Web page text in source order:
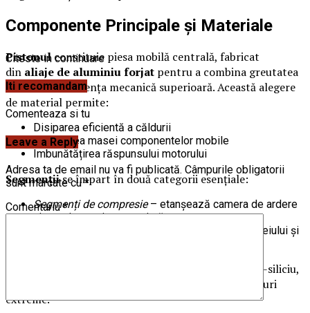
Componente Principale și Materiale
Pistonulconstituie piesa mobilă centrală, fabricat
din aliaje de aluminiu forjat pentru a combina greutatea
redusă cu rezistența mecanică superioară. Această alegere
de material permite:
Disiparea eficientă a căldurii
Reducerea masei componentelor mobile
Îmbunătățirea răspunsului motorului
Segmențiise împart în două categorii esențiale:
Segmenți de compresie– etanșează camera de ardere
și mențin presiunea optimă
– controlează distribuția uleiului și
este realizat din fontă sau aliaje cu nichel-siliciu,
oferind rezistență superioară la frecare și temperaturi
extreme.
Citeste in continuare
Iti recomandam
Comenteaza si tu
Leave a Reply
Adresa ta de email nu va fi publicată. Câmpurile obligatorii
sunt marcate cu*
Comentariu*